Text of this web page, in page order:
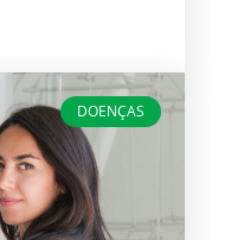
DOENÇAS